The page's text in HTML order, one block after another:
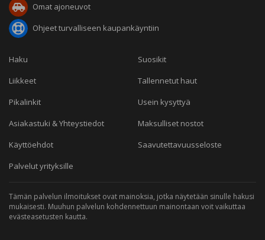
Omat ajoneuvot
Ohjeet turvalliseen kaupankäyntiin
Haku
Liikkeet
Pikalinkit
Asiakastuki & Yhteystiedot
Käyttöehdot
Palvelut yrityksille
Suosikit
Tallennetut haut
Usein kysyttyä
Maksulliset nostot
Saavutettavuusseloste
Tämän palvelun ilmoitukset ovat mainoksia, jotka näytetään sinulle hakusi
mukaisesti. Muuhun palvelun kohdennettuun mainontaan voit vaikuttaa
evästeasetusten kautta.